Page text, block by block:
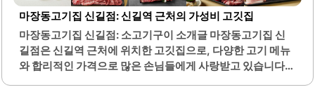
찬과 사이드 메뉴도 다양하게 준비되어 있어, 고객의 입맛을
만족시킬 수 있습니다.특히 된장찌개는 많은 손님들에게 호
평을 받고 있으며, 고기와 함께 즐기기에 좋은 조화로운 맛을
자랑합니다. 마장동고기집 답십리점은 고기를 먹고 싶을 때
자주 찾게 되는 장소로, 많은 이들이 추천하는 곳입니다...
마장동고기집 신길점: 신길역 근처의 가성비 고깃집
마장동고기집 신길점: 소고기구이 소개글 마장동고기집 신
길점은 신길역 근처에 위치한 고깃집으로, 다양한 고기 메뉴
와 합리적인 가격으로 많은 손님들에게 사랑받고 있습니다.